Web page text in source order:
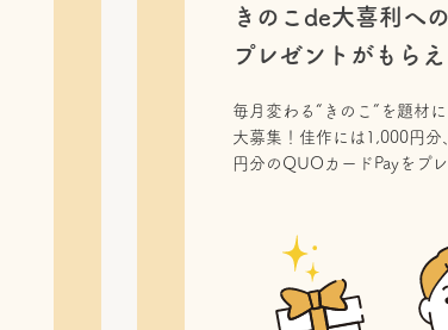
きのこde大喜利へ
プレゼントがもらえ
毎月変わる“きのこ”を題材
大募集！佳作には1,000円
円分のQUOカードPayをプレ